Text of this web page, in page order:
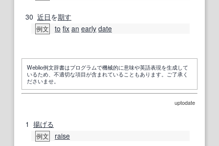
30 近日を期す
例文 to fix an early date
Weblio例文辞書はプログラムで機械的に意味や英語表現を生成して
いるため、不適切な項目が含まれていることもあります。ご了承く
ださいませ。
uptodate
1 揚げる
例文 raise